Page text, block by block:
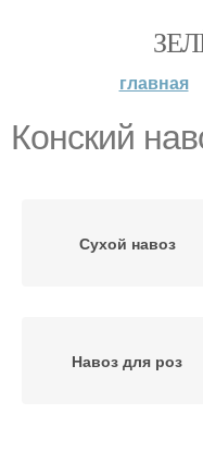
главная
Конский
Сухой навоз
Навоз для роз